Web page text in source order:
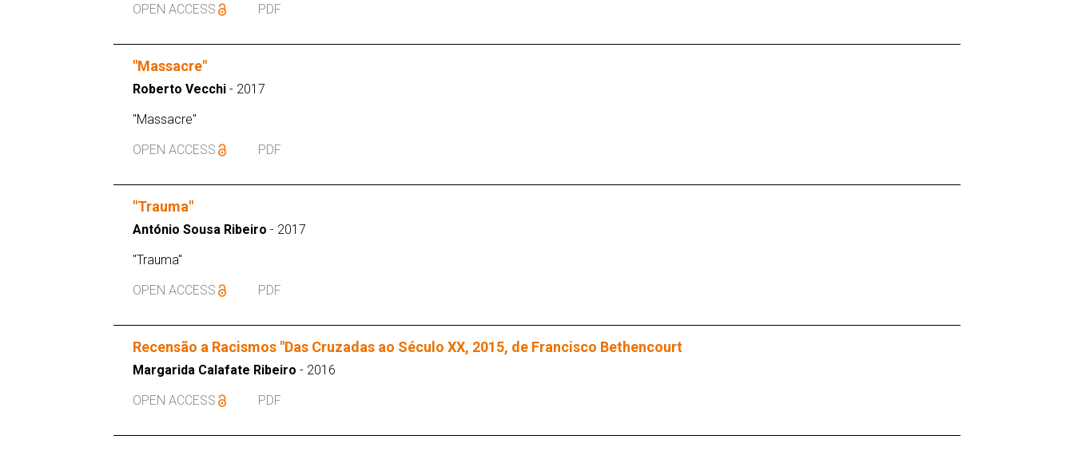
OPEN ACCESS
PDF
"Massacre"
Roberto Vecchi - 2017
"Massacre"
OPEN ACCESS
PDF
"Trauma"
António Sousa Ribeiro - 2017
"Trauma"
OPEN ACCESS
PDF
Recensão a Racismos "Das Cruzadas ao Século XX, 2015, de Francisco Bethencourt
Margarida Calafate Ribeiro - 2016
OPEN ACCESS
PDF